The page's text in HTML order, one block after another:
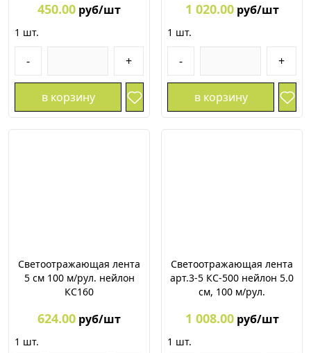
450.00 руб/шт
1 шт.
- +
в корзину
1 020.00 руб/шт
1 шт.
- +
в корзину
Светоотражающая лента
5 см 100 м/рул. нейлон
КС160
624.00 руб/шт
1 шт.
Светоотражающая лента
арт.3-5 КС-500 нейлон 5.0
см, 100 м/рул.
1 008.00 руб/шт
1 шт.